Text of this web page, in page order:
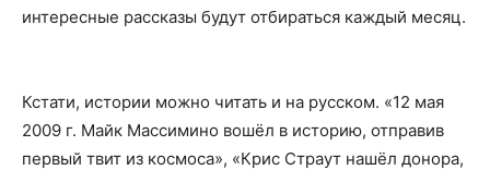
интересные рассказы будут отбираться каждый месяц.
Кстати, истории можно читать и на русском. «12 мая
2009 г. Майк Массимино вошёл в историю, отправив
первый твит из космоса», «Крис Страут нашёл донора,